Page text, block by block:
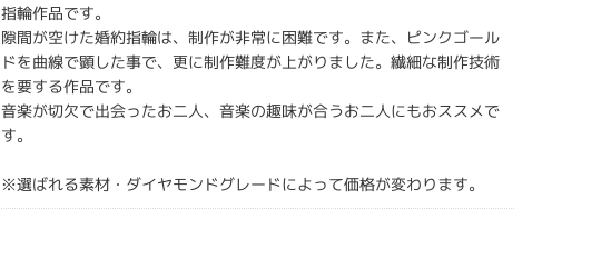
指輪作品です。
隙間が空けた婚約指輪は、制作が非常に困難です。また、ピンクゴール
ドを曲線で顕した事で、更に制作難度が上がりました。繊細な制作技術
を要する作品です。
音楽が切欠で出会ったお二人、音楽の趣味が合うお二人にもおススメで
す。
※選ばれる素材・ダイヤモンドグレードによって価格が変わります。